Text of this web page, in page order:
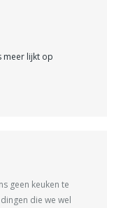
meer lijkt op
geen keuken te
die we wel